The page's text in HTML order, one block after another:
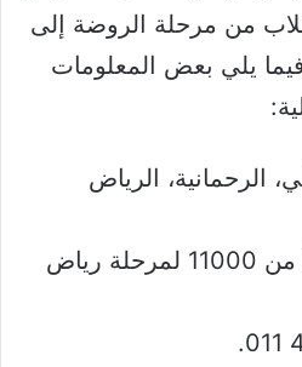
من مرحلة الروضة إلى
يلي بعض المعلومات
الوسيطي، الرحمانية، الرياض
الرسوم الدراسية: تبدأ من 11000 لمرحلة رياض